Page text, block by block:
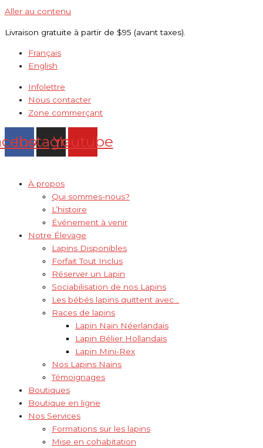
Aller au contenu
Livraison gratuite à partir de $95 (avant taxes).
Français
English
Infolettre
Nous contacter
Zone commerçant
Instagram
Youtube
À propos
Qui sommes-nous?
L’histoire
Événement à venir
Notre Élevage
Lapins Disponibles
Forfait Tout Inclus
Réserver un Lapin
Sociabilisation de nos Lapins
Les bébés lapins quittent avec…
Races de lapins
Lapin Nain Néerlandais
Lapin Bélier Hollandais
Lapin Mini-Rex
Nos Lapins Nains
Témoignages
Boutiques
Boutique en ligne
Nos Services
Formations sur les lapins
Mise en cohabitation